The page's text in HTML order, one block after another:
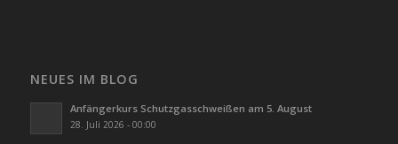
NEUES IM BLOG
Anfängerkurs Schutzgasschweißen am 5. August
28. Juli 2026 - 00:00